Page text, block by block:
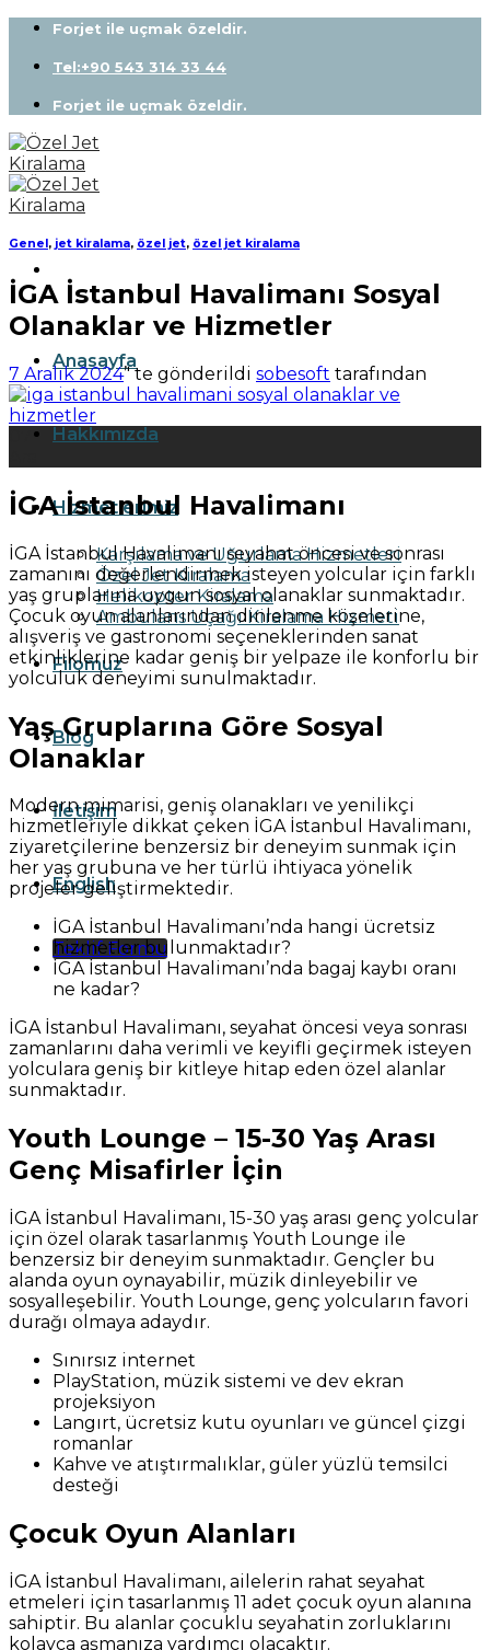
Skip
content
Forjet ile uçmak özeldir.
Tel:+90 543 314 33 44
Forjet ile uçmak özeldir.
Anasayfa
Hakkımızda
Hizmetlerimiz
Karşılama ve Uğurlama Hizmetleri
Özel Jet Kiralama
Helikopter Kiralama
Ambulans Uçağı Kiralama Hizmeti
Filomuz
Blog
İletişim
English
Teklif Formu
Genel, jet kiralama, özel jet, özel jet kiralama
İGA İstanbul Havalimanı Sosyal
Olanaklar ve Hizmetler
7 Aralık 2024’' te gönderildi sobesoft tarafından
İGA İstanbul Havalimanı
İGA İstanbul Havalimanı seyahat öncesi ve sonrası
zamanını değerlendirmek isteyen yolcular için farklı
yaş gruplarına uygun sosyal olanaklar sunmaktadır.
Çocuk oyun alanlarından dinlenme köşelerine,
alışveriş ve gastronomi seçeneklerinden sanat
etkinliklerine kadar geniş bir yelpaze ile konforlu bir
yolculuk deneyimi sunulmaktadır.
Yaş Gruplarına Göre Sosyal
Olanaklar
Modern mimarisi, geniş olanakları ve yenilikçi
hizmetleriyle dikkat çeken İGA İstanbul Havalimanı,
ziyaretçilerine benzersiz bir deneyim sunmak için
her yaş grubuna ve her türlü ihtiyaca yönelik
projeler geliştirmektedir.
İGA İstanbul Havalimanı’nda hangi ücretsiz
hizmetler bulunmaktadır?
İGA İstanbul Havalimanı’nda bagaj kaybı oranı
ne kadar?
İGA İstanbul Havalimanı, seyahat öncesi veya sonrası
zamanlarını daha verimli ve keyifli geçirmek isteyen
yolculara geniş bir kitleye hitap eden özel alanlar
sunmaktadır.
Youth Lounge – 15-30 Yaş Arası
Genç Misafirler İçin
İGA İstanbul Havalimanı, 15-30 yaş arası genç yolcular
için özel olarak tasarlanmış Youth Lounge ile
benzersiz bir deneyim sunmaktadır. Gençler bu
alanda oyun oynayabilir, müzik dinleyebilir ve
sosyalleşebilir. Youth Lounge, genç yolcuların favori
durağı olmaya adaydır.
Sınırsız internet
PlayStation, müzik sistemi ve dev ekran
projeksiyon
Langırt, ücretsiz kutu oyunları ve güncel çizgi
romanlar
Kahve ve atıştırmalıklar, güler yüzlü temsilci
desteği
Çocuk Oyun Alanları
İGA İstanbul Havalimanı, ailelerin rahat seyahat
etmeleri için tasarlanmış 11 adet çocuk oyun alanına
sahiptir. Bu alanlar çocuklu seyahatin zorluklarını
kolayca aşmanıza yardımcı olacaktır.